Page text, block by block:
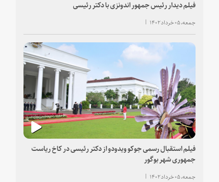
فیلم دیدار رئیس جمهور اندونزی با دکتر رئیسی
جمعه، ۰۵ خرداد ۱۴۰۲
فیلم استقبال رسمی جوکو ویدودو از دکتر رئیسی در کاخ ریاست
جمهوری شهر بوگور
جمعه، ۰۵ خرداد ۱۴۰۲